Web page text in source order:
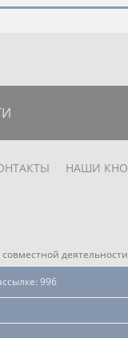
НАШИ
деятельности
996